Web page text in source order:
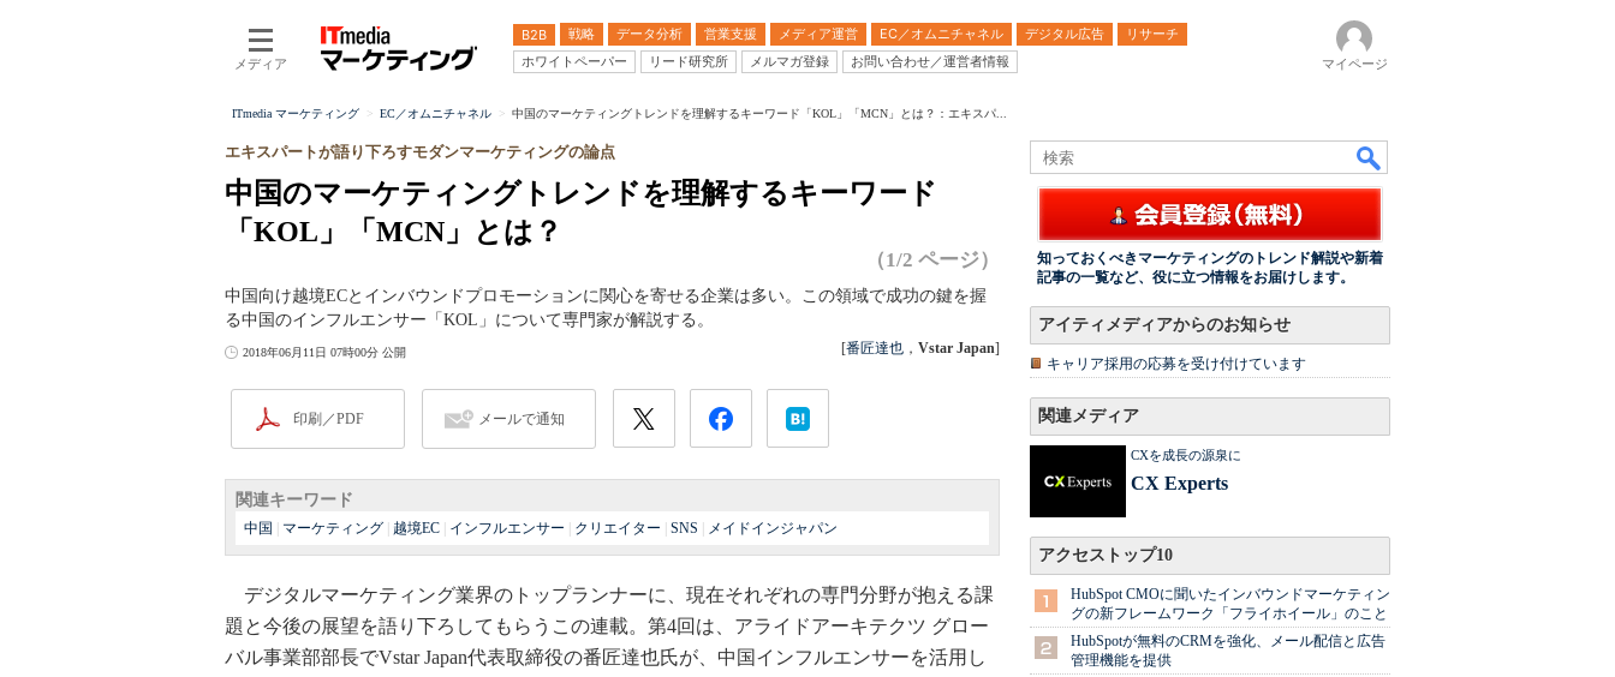
メディア
B2B 戦略 データ分析 営業支援 メディア運営 EC／オムニチャネル デジタル広告
リサーチ
ホワイトペーパー
リード研究所 メルマガ登録 お問い合わせ／運営者情報 マイページ
ITmedia マーケティング EC／オムニチャネル 中国のマーケティングトレンドを理解するキーワード「KOL」「MCN」とは？：エキスパ...
中国のマーケティングトレンドを理解するキーワード
「KOL」「MCN」とは？
エキスパートが語り下ろすモダンマーケティングの論点
（1/2 ページ）
中国向け越境ECとインバウンドプロモーションに関心を寄せる企業は多い。この領域で成功の鍵を握
る中国のインフルエンサー「KOL」について専門家が解説する。
2018年06月11日 07時00分 公開 [番匠達也 ， Vstar Japan]
印刷／PDF メールで通知
関連キーワード
中国 マーケティング 越境EC インフルエンサー クリエイター SNS メイドインジャパン
デジタルマーケティング業界のトップランナーに、現在それぞれの専門分野が抱える課
題と今後の展望を語り下ろしてもらうこの連載。第4回は、アライドアーキテクツ グロー
バル事業部部長でVstar Japan代表取締役の番匠達也氏が、中国インフルエンサーを活用し
知っておくべきマーケティングのトレンド解説や新着
記事の一覧など、役に立つ情報をお届けします。
アイティメディアからのお知らせ
キャリア採用の応募を受け付けています
関連メディア
CXを成長の源泉に
CX Experts
アクセストップ10
HubSpot CMOに聞いたインバウンドマーケティン
グの新フレームワーク「フライホイール」のこと
HubSpotが無料のCRMを強化、メール配信と広告
管理機能を提供